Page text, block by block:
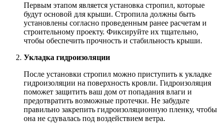
Первым этапом является установка стропил, которые
будут основой для крыши. Стропила должны быть
установлены согласно проведенным ранее расчетам и
строительному проекту. Фиксируйте их тщательно,
чтобы обеспечить прочность и стабильность крыши.
Укладка гидроизоляции
После установки стропил можно приступить к укладке
гидроизоляции на поверхность кровли. Гидроизоляция
поможет защитить ваш дом от попадания влаги и
предотвратить возможные протечки. Не забудьте
правильно закрепить гидроизоляционную пленку, чтобы
она не сдувалась под воздействием ветра.